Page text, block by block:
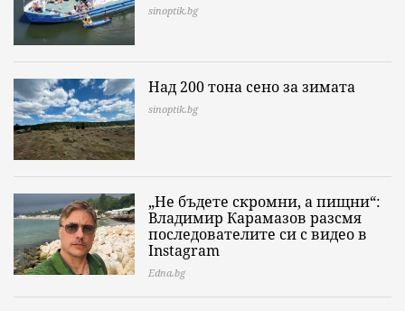
sinoptik.bg
Над 200 тона сено за зимата
sinoptik.bg
„Не бъдете скромни, а пищни“:
Владимир Карамазов разсмя
последователите си с видео в
Instagram
Edna.bg